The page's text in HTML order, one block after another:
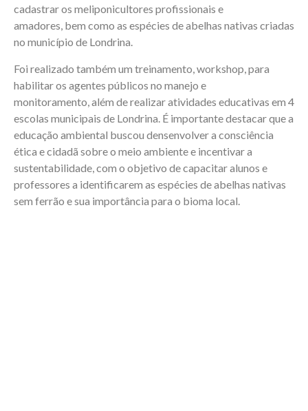
cadastrar os meliponicultores profissionais e
amadores, bem como as espécies de abelhas nativas criadas
no município de Londrina.
Foi realizado também um treinamento, workshop, para
habilitar os agentes públicos no manejo e
monitoramento, além de realizar atividades educativas em 4
escolas municipais de Londrina. É importante destacar que a
educação ambiental buscou densenvolver a consciência
ética e cidadã sobre o meio ambiente e incentivar a
sustentabilidade, com o objetivo de capacitar alunos e
professores a identificarem as espécies de abelhas nativas
sem ferrão e sua importância para o bioma local.